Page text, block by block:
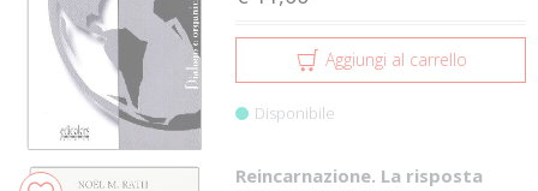
Aggiungi al carrello
Disponibile
Reincarnazione. La risposta